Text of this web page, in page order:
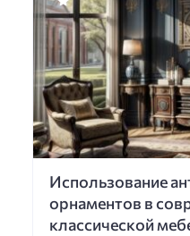
Использование
орнаментов в
классической